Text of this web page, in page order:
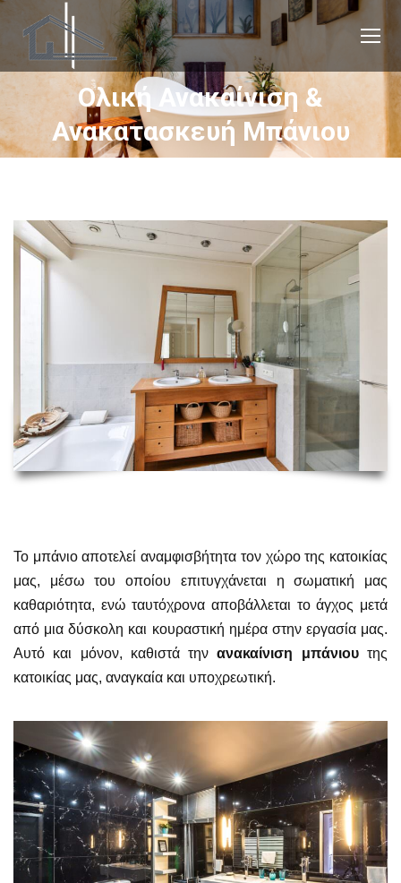
Ολική Ανακαίνιση &
Ανακατασκευή Μπάνιου
You are here:
Το μπάνιο αποτελεί αναμφισβήτητα τον χώρο της κατοικίας
μας, μέσω του οποίου επιτυγχάνεται η σωματική μας
καθαριότητα, ενώ ταυτόχρονα αποβάλλεται το άγχος μετά
από μια δύσκολη και κουραστική ημέρα στην εργασία μας.
Αυτό και μόνον, καθιστά τηνανακαίνιση μπάνιουτης
κατοικίας μας, αναγκαία και υποχρεωτική.